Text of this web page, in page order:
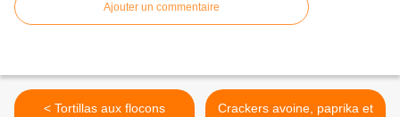
Ajouter un commentaire
< Tortillas aux flocons
Crackers avoine, paprika et